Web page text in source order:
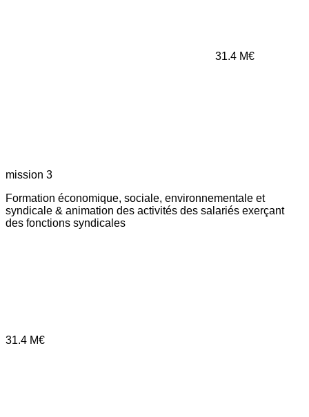
31.4 M€
mission 3
Formation économique, sociale, environnementale et
syndicale & animation des activités des salariés exerçant
des fonctions syndicales
31.4 M€